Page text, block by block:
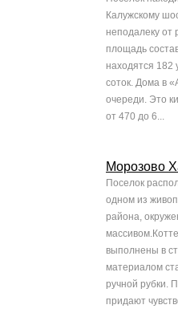
Калужскому
неподалеку от
площадь
находятся 182
соток. Дома в
очереди. Это
от 470 до 6...
Морозово
Поселок
одном из
района,
выполнены в
материалом
ручной рубки.
придают